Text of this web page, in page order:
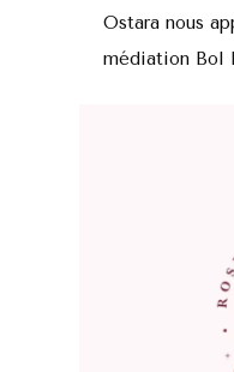
Ostara nous
médiation Bol